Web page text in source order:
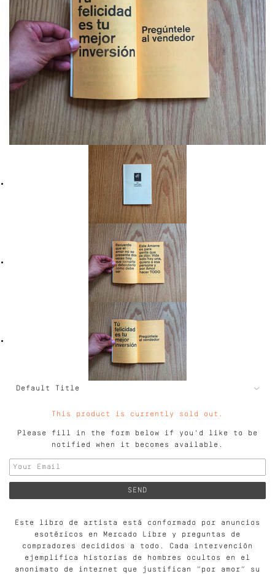
This product is currently sold out.
Please fill in the form below if you'd like to be
notified when it becomes available.
Este libro de artista está conformado por anuncios
esotéricos en Mercado Libre y preguntas de
compradores decididos a todo. Cada intervención
ejemplifica historias de hombres ocultos en el
anonimato de internet que justifican “por amor” su